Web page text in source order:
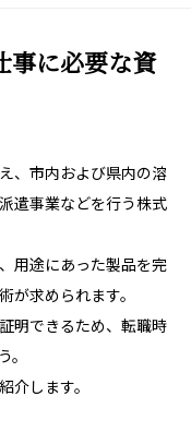
事に必要な資
、市内および県内の溶
遣事業などを行う株式
用途にあった製品を完
が求められます。
明できるため、転職時
介します。